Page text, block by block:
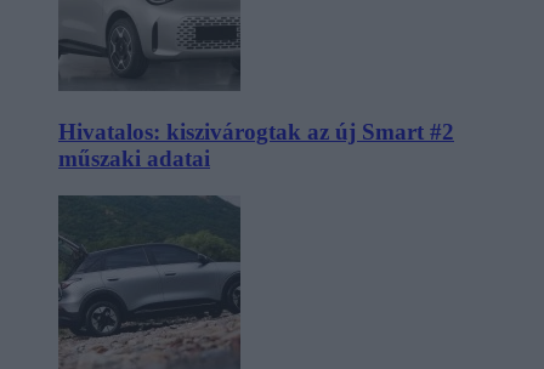
Hivatalos: kiszivárogtak az új Smart #2
műszaki adatai